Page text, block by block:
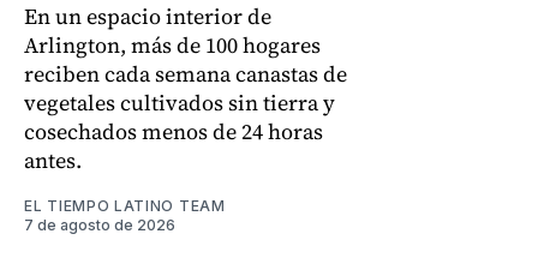
En un espacio interior de
Arlington, más de 100 hogares
reciben cada semana canastas de
vegetales cultivados sin tierra y
cosechados menos de 24 horas
antes.
EL TIEMPO LATINO TEAM
7 de agosto de 2026